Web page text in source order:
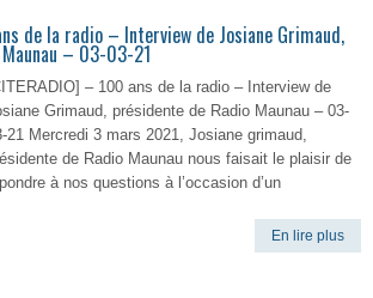
de la radio – Interview de Josiane Grimaud,
– 03-03-21
– 100 ans de la radio – Interview de
Grimaud, présidente de Radio Maunau – 03-
21 Mercredi 3 mars 2021, Josiane grimaud,
de Radio Maunau nous faisait le plaisir de
à nos questions à l’occasion d’un
En lire plus